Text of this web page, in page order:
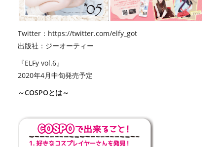
Twitter： https://twitter.com/elfy_got
出版社：ジーオーティー
『ELFy vol.6』
2020年4月中旬発売予定
～COSPOとは～